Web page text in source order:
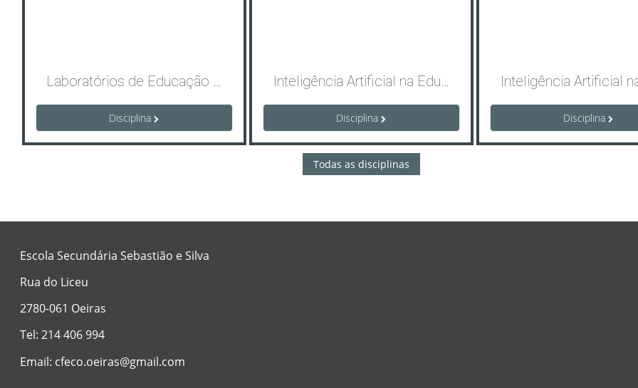
Laboratórios de Educação Digital: cenários de aprendizagem ativa
Disciplina
Inteligência Artificial na Educação: Estratégias, Ferramentas e Práticas Pedagógicas_T2/2026
Disciplina Disciplina
Todas as disciplinas
Escola Secundária Sebastião e Silva
Rua do Liceu
2780-061 Oeiras
Tel: 214 406 994
Email: cfeco.oeiras@gmail.com